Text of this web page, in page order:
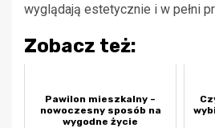
wyglądają estetycznie i w pełni
Zobacz też:
Pawilon mieszkalny –
nowoczesny sposób na
wygodne życie